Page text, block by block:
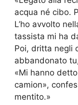
acqua né cibo.
L’ho avvolto
tassista mi ha
Poi, dritta negli
abbandonato
«Mi hanno
camion»,
mentito.»